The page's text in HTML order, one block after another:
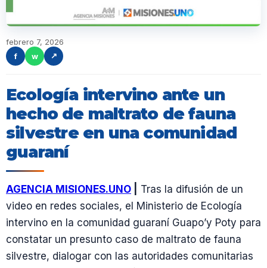
febrero 7, 2026
f
w ↗
Ecología intervino ante un
hecho de maltrato de fauna
silvestre en una comunidad
guaraní
AGENCIA MISIONES.UNO
Tras la difusión de un
video en redes sociales, el Ministerio de Ecología
intervino en la comunidad guaraní Guapo’y Poty para
constatar un presunto caso de maltrato de fauna
silvestre, dialogar con las autoridades comunitarias